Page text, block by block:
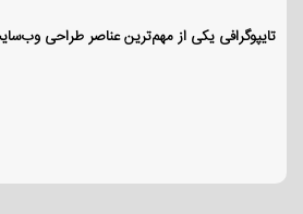
تایپوگرافی یکی از مهم‌ترین عناصر طراحی